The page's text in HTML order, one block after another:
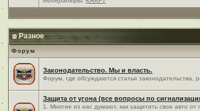
Разное
Форум
Законодательство. Мы и власть.
Форум, где обсуждаются статьи законодательства,
Защита от угона (все вопросы по
1. Многие из нас думают, как защитить свое авто от